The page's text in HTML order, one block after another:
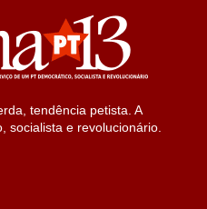
tendência petista. A
socialista e revolucionário.